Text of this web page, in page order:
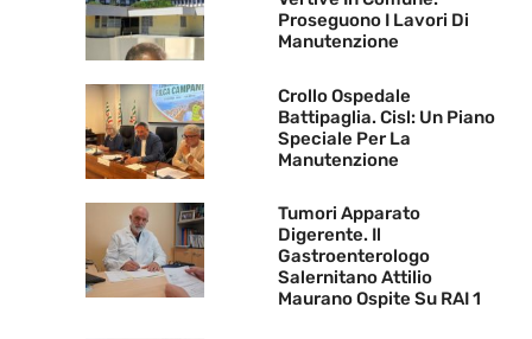
Proseguono I Lavori Di
Manutenzione
Crollo Ospedale
Battipaglia. Cisl: Un Piano
Speciale Per La
Manutenzione
Tumori Apparato
Digerente. Il
Gastroenterologo
Salernitano Attilio
Maurano Ospite Su RAI 1